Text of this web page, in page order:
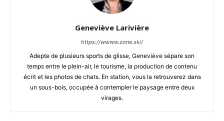
Geneviève Larivière
https://wwww.zone.ski/
Adepte de plusieurs sports de glisse, Geneviève sépare son
temps entre le plein-air, le tourisme, la production de contenu
écrit et les photos de chats. En station, vous la retrouverez dans
un sous-bois, occupée à contempler le paysage entre deux
virages.